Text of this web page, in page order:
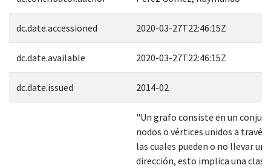
dc.date.accessioned 2020-03-27T22:46:15Z
dc.date.available 2020-03-27T22:46:15Z
dc.date.issued 2014-02
"Un grafo consiste en un
nodos o vértices unidos a través
las cuales pueden o no llevar una
dirección, esto implica una